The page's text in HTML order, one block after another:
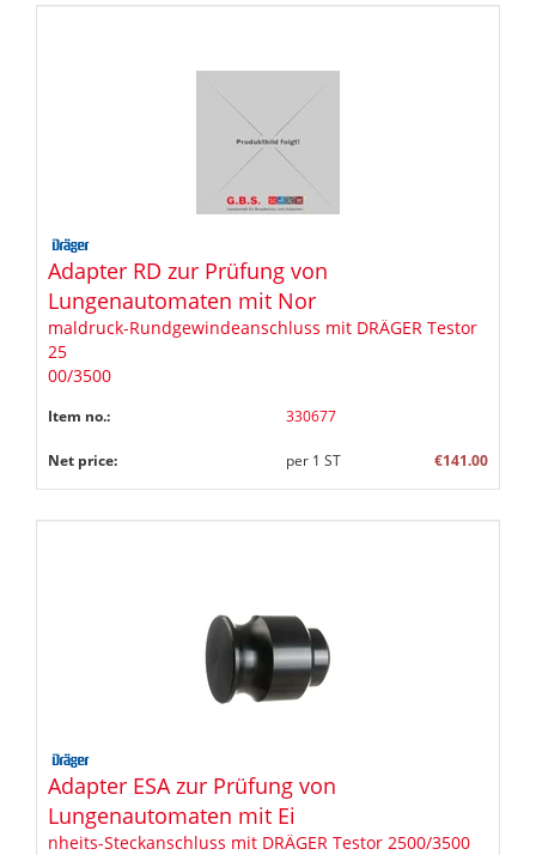
Adapter RD zur Prüfung von
Lungenautomaten mit Nor
maldruck-Rundgewindeanschluss mit DRÄGER Testor
25
00/3500
Item no.: 330677
Net price: per 1 ST €141.00
Adapter ESA zur Prüfung von
Lungenautomaten mit Ei
nheits-Steckanschluss mit DRÄGER Testor 2500/3500